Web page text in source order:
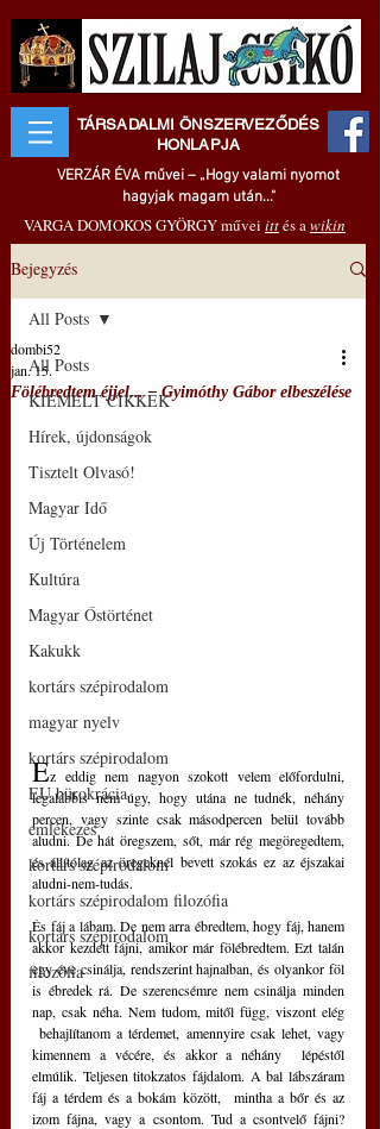
TÁRSADALMI ÖNSZERVEZŐDÉS
HONLAPJA
VERZÁR ÉVA művei – „Hogy valami nyomot
hagyjak magam után..."
VARGA DOMOKOS GYÖRGY művei ittés awikin
Bejegyzés
All Posts
KIEMELT CIKKEK
Hírek, újdonságok
Tisztelt Olvasó!
Magyar Idő
Új Történelem
Kultúra
Magyar Őstörténet
Kakukk
kortárs szépirodalom
magyar nyelv
kortárs szépirodalom
EU bürokrácia
emlékezés
kortárs szépirodalom
kortárs szépirodalom filozófia
kortárs szépirodalom
filozófia
All Posts
Fölébredtem éjjel... ‒ Gyimóthy Gábor elbeszélése
dombi52
jan. 15.
Ez eddig nem nagyon szokott velem előfordulni,
legalábbis nem úgy, hogy utána ne tudnék, néhány
percen, vagy szinte csak másodpercen belül tovább
aludni. De hát öregszem, sőt, már rég megöregedtem,
és állítólag az öregeknél bevett szokás ez az éjszakai
aludni-nem-tudás.
És fáj a lábam. De nem arra ébredtem, hogy fáj, hanem
akkor kezdett fájni, amikor már fölébredtem. Ezt talán
egy éve csinálja, rendszerint hajnalban, és olyankor föl
is ébredek rá. De szerencsémre nem csinálja minden
nap, csak néha. Nem tudom, mitől függ, viszont elég
behajlítanom a térdemet, amennyire csak lehet, vagy
kimennem a vécére, és akkor a néhány  lépéstől
elmúlik. Teljesen titokzatos fájdalom. A bal lábszáram
fáj a térdem és a bokám között,  mintha a bőr és az
izom fájna, vagy a csontom. Tud a csontvelő fájni?